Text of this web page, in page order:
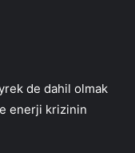
de dahil olmak
enerji krizinin